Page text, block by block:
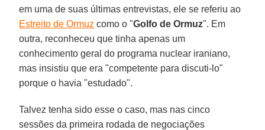
em uma de suas últimas entrevistas, ele se referiu ao
Estreito de Ormuz como o "Golfo de Ormuz". Em
outra, reconheceu que tinha apenas um
conhecimento geral do programa nuclear iraniano,
mas insistiu que era "competente para discuti-lo"
porque o havia "estudado".
Talvez tenha sido esse o caso, mas nas cinco
sessões da primeira rodada de negociações